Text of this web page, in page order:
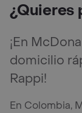
¿Quieres
¡En
domicilio
Rappi!
En Colombia,